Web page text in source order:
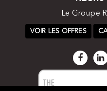
Le Groupe
VOIR LES OFFRES